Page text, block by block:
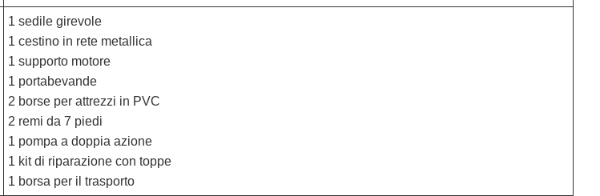
1 sedile girevole
1 cestino in rete metallica
1 supporto motore
1 portabevande
2 borse per attrezzi in PVC
2 remi da 7 piedi
1 pompa a doppia azione
1 kit di riparazione con toppe
1 borsa per il trasporto